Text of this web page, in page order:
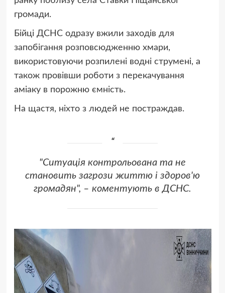
громади.
Бійці ДСНС одразу вжили заходів для
запобігання розповсюдженню хмари,
використовуючи розпилені водні струмені, а
також провівши роботи з перекачування
аміаку в порожню ємність.
На щастя, ніхто з людей не постраждав.
"Ситуація контрольована та не
становить загрози життю і здоров'ю
громадян", – коментують в ДСНС.